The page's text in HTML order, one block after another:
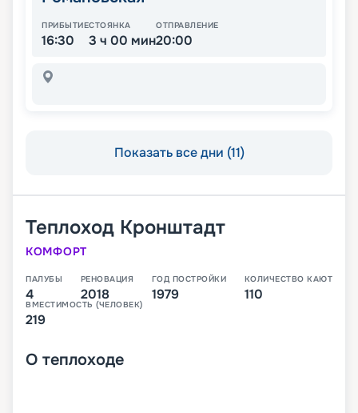
ПРИБЫТИЕ
16:30
СТОЯНКА
3 ч 00 мин
ОТПРАВЛЕНИЕ
20:00
Показать все дни (11)
Теплоход Кронштадт
КОМФОРТ
ПАЛУБЫ
4
РЕНОВАЦИЯ
2018
ГОД ПОСТРОЙКИ
1979
КОЛИЧЕСТВО КАЮТ
110
ВМЕСТИМОСТЬ (ЧЕЛОВЕК)
219
О теплоходе